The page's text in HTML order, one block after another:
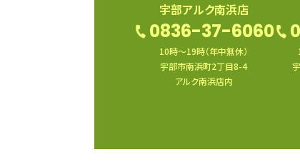
宇部アルク南浜店
0836-37-6060
10時〜19時（年中無休）
宇部市南浜町2丁目8-4
アルク南浜店内